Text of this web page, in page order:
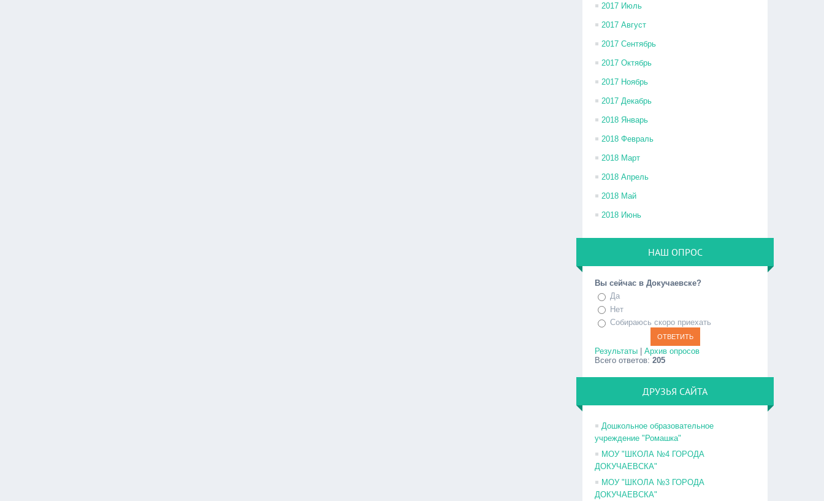
2017 Июль
2017 Август
2017 Сентябрь
2017 Октябрь
2017 Ноябрь
2017 Декабрь
2018 Январь
2018 Февраль
2018 Март
2018 Апрель
2018 Май
2018 Июнь
НАШ ОПРОС
Вы сейчас в Докучаевске?
Да
Нет
Собираюсь скоро приехать
Результаты |Архив опросов
Всего ответов:205
ДРУЗЬЯ САЙТА
Дошкольное образовательное
учреждение "Ромашка"
МОУ "ШКОЛА №4 ГОРОДА
ДОКУЧАЕВСКА"
МОУ "ШКОЛА №3 ГОРОДА
ДОКУЧАЕВСКА"